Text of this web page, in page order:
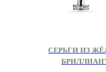
СЕРЬГИ ИЗ